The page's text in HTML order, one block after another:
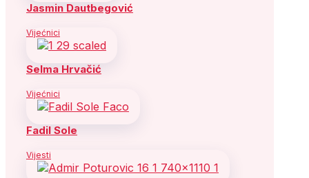
Jasmin Dautbegović
Vijećnici
Selma Hrvačić
Vijećnici
Fadil Sole
Vijesti